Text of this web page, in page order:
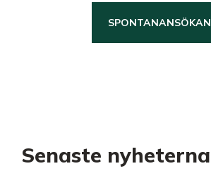
SPONTANANSÖKAN
KARRIÄR
Senaste nyheterna